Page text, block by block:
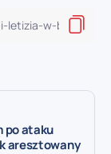
po ataku
aresztowany